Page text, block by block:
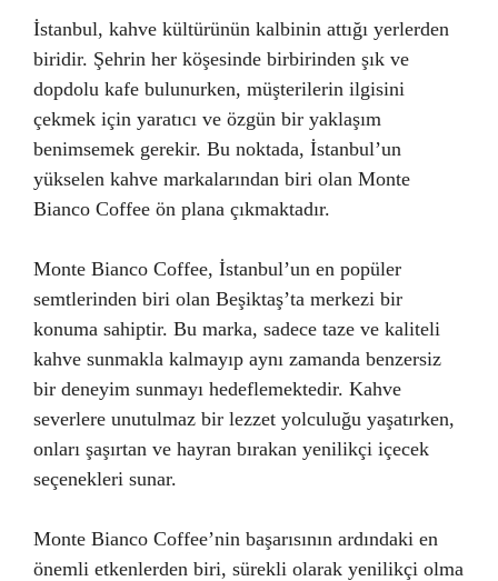
İstanbul, kahve kültürünün kalbinin attığı yerlerden
biridir. Şehrin her köşesinde birbirinden şık ve
dopdolu kafe bulunurken, müşterilerin ilgisini
çekmek için yaratıcı ve özgün bir yaklaşım
benimsemek gerekir. Bu noktada, İstanbul’un
yükselen kahve markalarından biri olan Monte
Bianco Coffee ön plana çıkmaktadır.
Monte Bianco Coffee, İstanbul’un en popüler
semtlerinden biri olan Beşiktaş’ta merkezi bir
konuma sahiptir. Bu marka, sadece taze ve kaliteli
kahve sunmakla kalmayıp aynı zamanda benzersiz
bir deneyim sunmayı hedeflemektedir. Kahve
severlere unutulmaz bir lezzet yolculuğu yaşatırken,
onları şaşırtan ve hayran bırakan yenilikçi içecek
seçenekleri sunar.
Monte Bianco Coffee’nin başarısının ardındaki en
önemli etkenlerden biri, sürekli olarak yenilikçi olma